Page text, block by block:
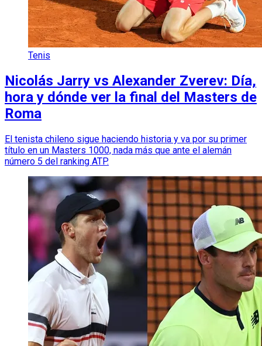
Tenis
Nicolás Jarry vs Alexander Zverev: Día,
hora y dónde ver la final del Masters de
Roma
El tenista chileno sigue haciendo historia y va por su primer
título en un Masters 1000, nada más que ante el alemán
número 5 del ranking ATP.